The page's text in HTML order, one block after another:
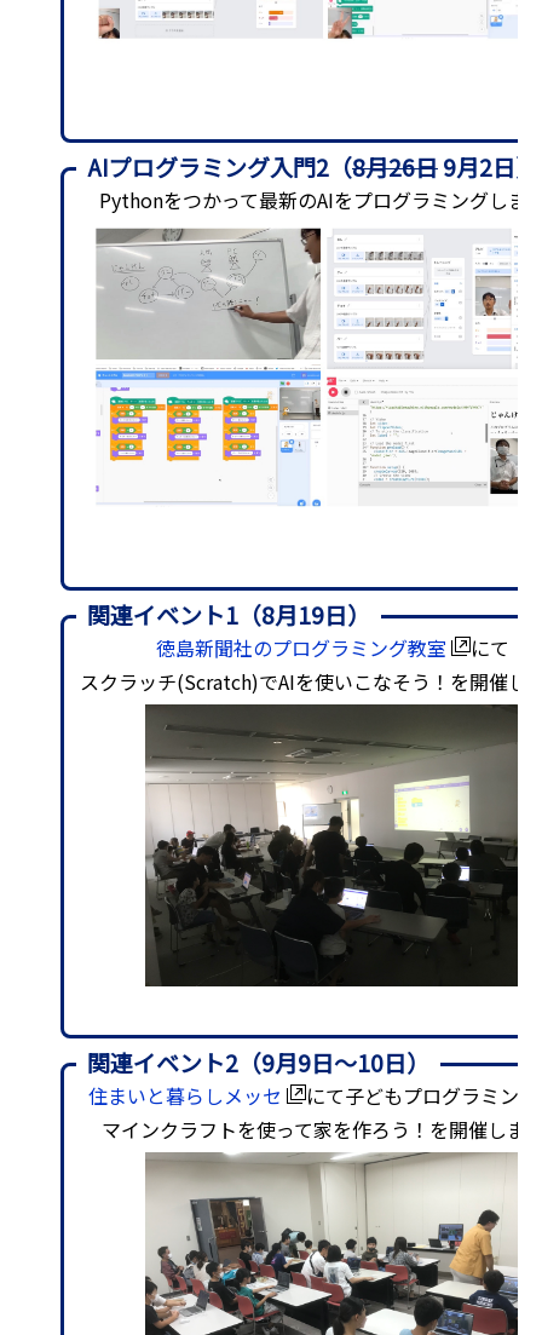
AIプログラミング入門2（8月26日9月2日）
Pythonをつかって最新のAIをプログラミングしま
関連イベント1（8月19日）
徳島新聞社のプログラミング教室
にて
スクラッチ(Scratch)でAIを使いこなそう！を開催し
関連イベント2（9月9日〜10日）
住まいと暮らしメッセ
にて子どもプログラミン
マインクラフトを使って家を作ろう！を開催しま